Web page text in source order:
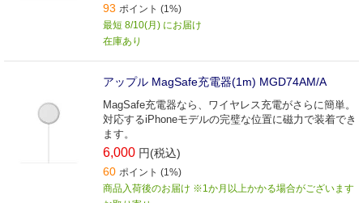
93 ポイント (1%)
最短 8/10(月) にお届け
在庫あり
アップル MagSafe充電器(1m) MGD74AM/A
MagSafe充電器なら、ワイヤレス充電がさらに簡単。
対応するiPhoneモデルの完璧な位置に磁力で装着でき
ます。
6,000 円(税込)
60 ポイント (1%)
商品入荷後のお届け ※1か月以上かかる場合がございます